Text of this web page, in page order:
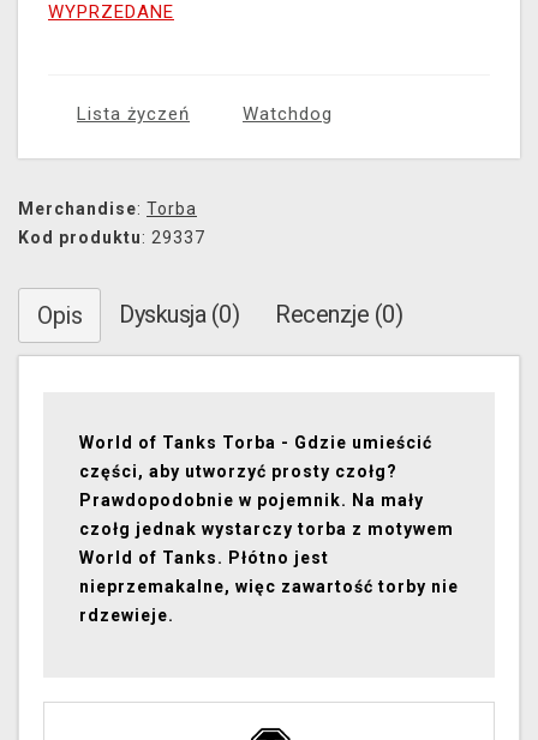
WYPRZEDANE
Lista życzeń Watchdog
Merchandise: Torba
Kod produktu: 29337
Opis Dyskusja (0) Recenzje (0)
World of Tanks Torba - Gdzie umieścić
części, aby utworzyć prosty czołg?
Prawdopodobnie w pojemnik. Na mały
czołg jednak wystarczy torba z motywem
World of Tanks. Płótno jest
nieprzemakalne, więc zawartość torby nie
rdzewieje.